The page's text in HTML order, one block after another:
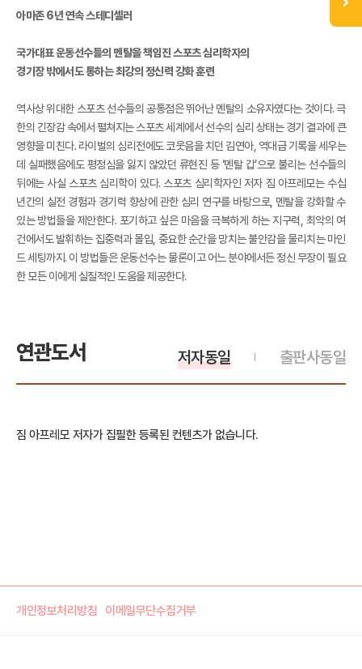
아마존 6년 연속 스테디셀러
국가대표 운동선수들의 멘탈을 책임진 스포츠 심리학자의
경기장 밖에서도 통하는 최강의 정신력 강화 훈련
역사상 위대한 스포츠 선수들의 공통점은 뛰어난 멘탈의 소유자였다는 것이다. 극
한의 긴장감 속에서 펼쳐지는 스포츠 세계에서 선수의 심리 상태는 경기 결과에 큰
영향을 미친다. 라이벌의 심리전에도 코웃음을 치던 김연아, 역대급 기록을 세우는
데 실패했음에도 평정심을 잃지 않았던 류현진 등 ‘멘탈 갑’으로 불리는 선수들의
뒤에는 사실 스포츠 심리학이 있다. 스포츠 심리학자인 저자 짐 아프레모는 수십
년간의 실전 경험과 경기력 향상에 관한 심리 연구를 바탕으로, 멘탈을 강화할 수
있는 방법들을 제안한다. 포기하고 싶은 마음을 극복하게 하는 지구력, 최악의 여
건에서도 발휘하는 집중력과 몰입, 중요한 순간을 망치는 불안감을 물리치는 마인
드 세팅까지. 이 방법들은 운동선수는 물론이고 어느 분야에서든 정신 무장이 필요
한 모든 이에게 실질적인 도움을 제공한다.
연관도서 출판사동일
저자동일
짐 아프레모 저자가 집필한 등록된 컨텐츠가 없습니다.
개인정보처리방침 이메일무단수집거부